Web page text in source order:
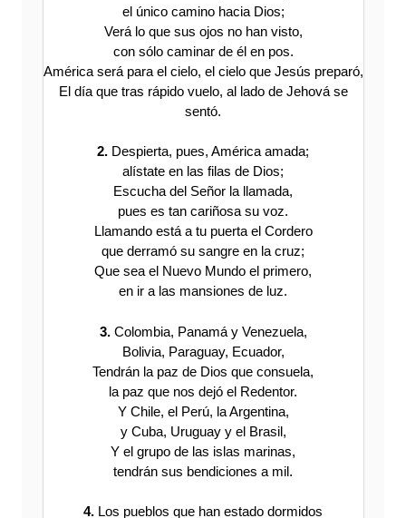
el único camino hacia Dios;
Verá lo que sus ojos no han visto,
con sólo caminar de él en pos.
América será para el cielo, el cielo que Jesús preparó,
El día que tras rápido vuelo, al lado de Jehová se
sentó.
2. Despierta, pues, América amada;
alístate en las filas de Dios;
Escucha del Señor la llamada,
pues es tan cariñosa su voz.
Llamando está a tu puerta el Cordero
que derramó su sangre en la cruz;
Que sea el Nuevo Mundo el primero,
en ir a las mansiones de luz.
3.Colombia, Panamá y Venezuela,
Bolivia, Paraguay, Ecuador,
Tendrán la paz de Dios que consuela,
la paz que nos dejó el Redentor.
Y Chile, el Perú, la Argentina,
y Cuba, Uruguay y el Brasil,
Y el grupo de las islas marinas,
tendrán sus bendiciones a mil.
4. Los pueblos que han estado dormidos